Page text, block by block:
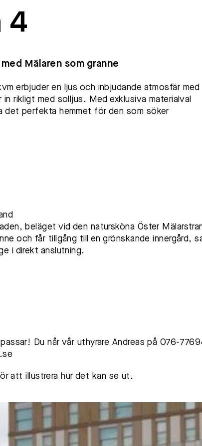
4
Mälaren som granne
erbjuder en ljus och inbjudande atmosfär med
rikligt med solljus. Med exklusiva materialval
det perfekta hemmet för den som söker
beläget vid den natursköna Öster
och får tillgång till en grönskande innergård,
i direkt anslutning.
Du når vår uthyrare Andreas på 076-
att illustrera hur det kan se ut.